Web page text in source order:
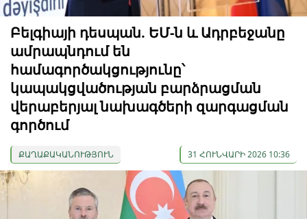
Բելգիայի դեսպան. ԵՄ-ն և Ադրբեջանը
ամրապնդում են
համագործակցությունը՝
կապակցվածության բարձրացման
վերաբերյալ նախագծերի զարգացման
գործում
ՔԱՂԱՔԱԿԱՆՈՒԹՅՈՒՆ 31 ՀՈՒՆՎԱՐԻ 2026 10:36